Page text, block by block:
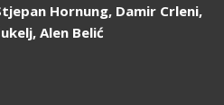
Hornung, Damir Crleni,
Alen Belić